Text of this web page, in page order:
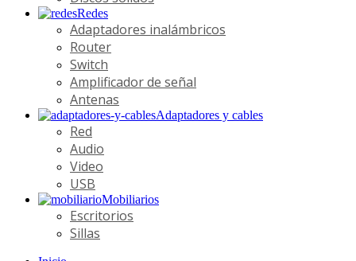
Redes
Adaptadores inalámbricos
Router
Switch
Amplificador de señal
Antenas
Adaptadores y cables
Red
Audio
Video
USB
Mobiliarios
Escritorios
Sillas